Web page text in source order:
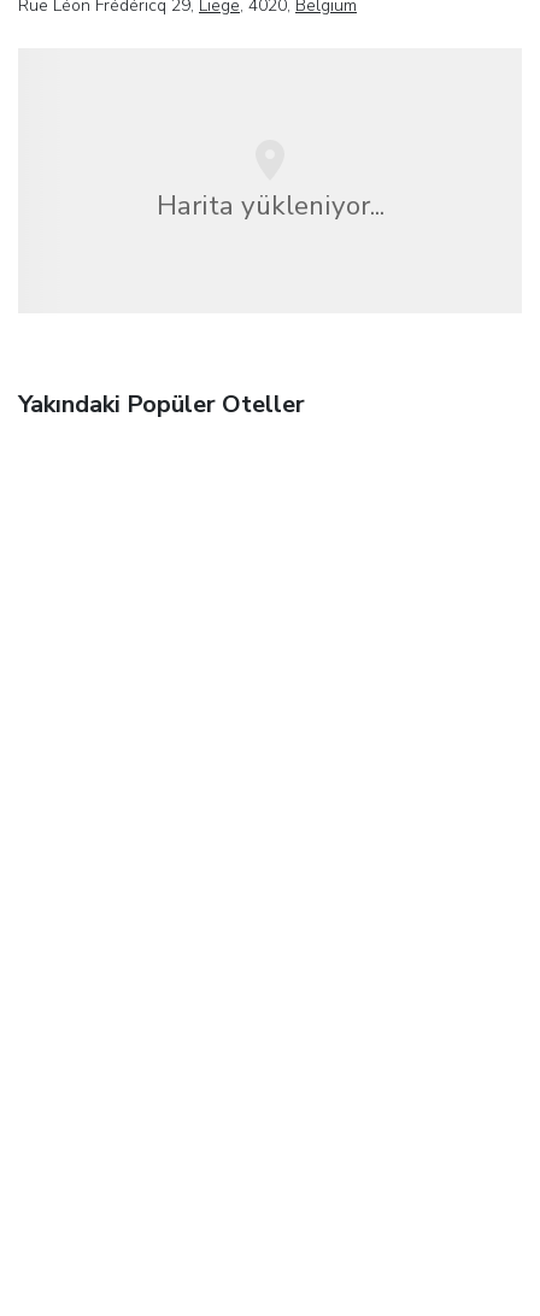
Rue Léon Frédéricq 29, Liege, 4020, Belgium
Harita yükleniyor...
Yakındaki Popüler Oteller